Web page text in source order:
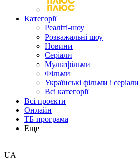
Категорії
Реаліті-шоу
Розважальні шоу
Новини
Серіали
Мультфільми
Фільми
Українські фільми і серіали
Всі категорії
Всі проєкти
Онлайн
ТБ програма
Еще
UA